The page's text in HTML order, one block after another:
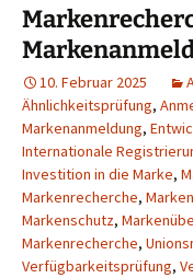
10. Februar 2025
Ähnlichkeitsprüfung,
Markenanmeldung,
Internationale
Investition in die Marke,
Markenrecherche,
Markenschutz,
Markenrecherche,
Verfügbarkeitsprüfung,